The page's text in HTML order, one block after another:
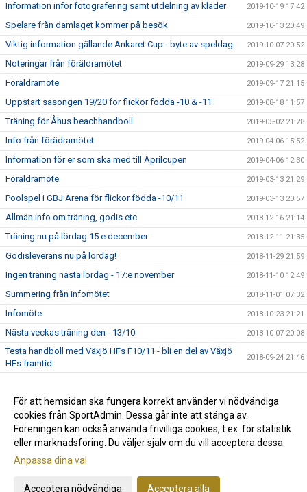
Information inför fotografering samt utdelning av kläder 2019-10-19 17:42
Spelare från damlaget kommer på besök 2019-10-13 20:49
Viktig information gällande Ankaret Cup - byte av speldag 2019-10-07 20:52
Noteringar från föräldramötet 2019-09-29 13:28
Föräldramöte 2019-09-17 21:15
Uppstart säsongen 19/20 för flickor födda -10 & -11 2019-08-18 11:57
Träning för Åhus beachhandboll 2019-05-02 21:28
Info från förädramötet 2019-04-06 15:52
Information för er som ska med till Aprilcupen 2019-04-06 12:30
Föräldramöte 2019-03-13 21:29
Poolspel i GBJ Arena för flickor födda -10/11 2019-03-13 20:57
Allmän info om träning, godis etc 2018-12-16 21:14
Träning nu på lördag 15:e december 2018-12-11 21:35
Godisleverans nu på lördag! 2018-11-29 21:59
Ingen träning nästa lördag - 17:e november 2018-11-10 12:49
Summering från infomötet 2018-11-01 07:32
Infomöte 2018-10-23 21:21
Nästa veckas träning den - 13/10 2018-10-07 20:08
Testa handboll med Växjö HFs F10/11 - bli en del av Växjö
HFs framtid
2018-09-24 21:46
Föräldramöte 2018-09-16 14:16
Nu startar vi upp säsongen 2018-2019 2018-08-27 20:10
Gå till Webbversion
För att hemsidan ska fungera korrekt använder vi nödvändiga
cookies från SportAdmin. Dessa går inte att stänga av.
Föreningen kan också använda frivilliga cookies, t.ex. för statistik
eller marknadsföring. Du väljer själv om du vill acceptera dessa.
Anpassa dina val
Acceptera nödvändiga Acceptera alla